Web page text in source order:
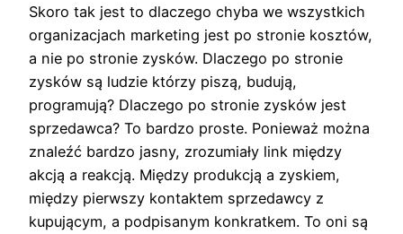
Skoro tak jest to dlaczego chyba we wszystkich
organizacjach marketing jest po stronie kosztów,
a nie po stronie zysków. Dlaczego po stronie
zysków są ludzie którzy piszą, budują,
programują? Dlaczego po stronie zysków jest
sprzedawca? To bardzo proste. Ponieważ można
znaleźć bardzo jasny, zrozumiały link między
akcją a reakcją. Między produkcją a zyskiem,
między pierwszy kontaktem sprzedawcy z
kupującym, a podpisanym konkratkem. To oni są